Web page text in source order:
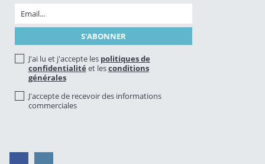
J'ai lu et j'accepte les politiques de
confidentialité et lesconditions
générales
J'accepte de recevoir des informations
commerciales